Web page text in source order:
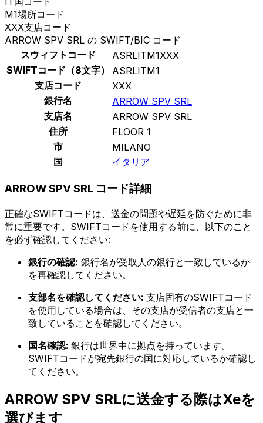
M1場所コード
XXX支店コード
ARROW SPV SRL の SWIFT/BIC コード
スウィフトコード
ASRLITM1XXX
SWIFTコード（8文字）
ASRLITM1
支店コード
XXX
銀行名
ARROW SPV SRL
支店名
ARROW SPV SRL
住所
FLOOR 1
市
MILANO
国
イタリア
ARROW SPV SRL コード詳細
正確なSWIFTコードは、送金の問題や遅延を防ぐために非
常に重要です。SWIFTコードを使用する前に、以下のこと
を必ず確認してください:
銀行の確認: 銀行名が受取人の銀行と一致しているか
を再確認してください。
支部名を確認してください: 支店固有のSWIFTコード
を使用している場合は、その支店が受信者の支店と一
致していることを確認してください。
国名確認: 銀行は世界中に拠点を持っています。
SWIFTコードが宛先銀行の国に対応しているか確認し
てください。
ARROW SPV SRLに送金する際はXeを
選びます